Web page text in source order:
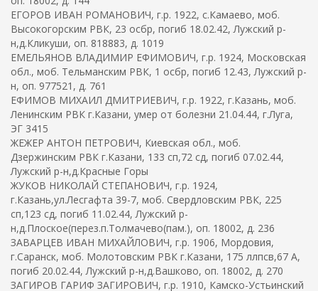
ЕГОРОВ ИВАН РОМАНОВИЧ, г.р. 1922, с.Камаево, моб.
Высокогорским РВК, 23 осбр, погиб 18.02.42, Лужский р-
н,д.Кликуши, оп. 818883, д. 1019
ЕМЕЛЬЯНОВ ВЛАДИМИР ЕФИМОВИЧ, г.р. 1924, Московская
обл., моб. Тельманским РВК, 1 осбр, погиб 12.43, Лужский р-
н, оп. 977521, д. 761
ЕФИМОВ МИХАИЛ ДМИТРИЕВИЧ, г.р. 1922, г.Казань, моб.
Ленинским РВК г.Казани, умер от болезни 21.04.44, г.Луга,
ЭГ 3415
ЖЕЖЕР АНТОН ПЕТРОВИЧ, Киевская обл., моб.
Дзержинским РВК г.Казани, 133 сп,72 сд, погиб 07.02.44,
Лужский р-н,д.Красные Горы
ЖУКОВ НИКОЛАЙ СТЕПАНОВИЧ, г.р. 1924,
г.Казань,ул.Лесгафта 39-7, моб. Свердловским РВК, 225
сп,123 сд, погиб 11.02.44, Лужский р-
н,д.Плоское(перез.п.Толмачево(пам.), оп. 18002, д. 236
ЗАВАРЦЕВ ИВАН МИХАЙЛОВИЧ, г.р. 1906, Мордовия,
г.Саранск, моб. Молотовским РВК г.Казани, 175 ллпсв,67 А,
погиб 20.02.44, Лужский р-н,д.Вашково, оп. 18002, д. 270
ЗАГИРОВ ГАРИФ ЗАГИРОВИЧ, г.р. 1910, Камско-Устьинский